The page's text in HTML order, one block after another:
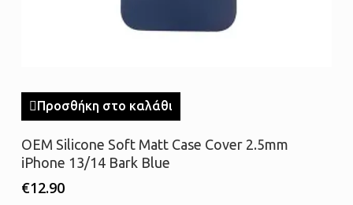
Προσθήκη στο καλάθι
OEM Silicone Soft Matt Case Cover 2.5mm
iPhone 13/14 Bark Blue
€12.90